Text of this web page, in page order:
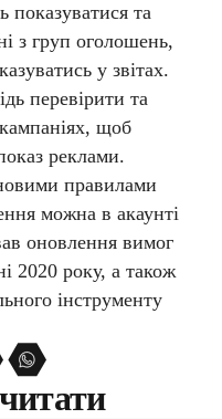
показуватися та
з груп оголошень,
у звітах.
перевірити та
щоб
реклами.
правилами
можна в акаунті
оновлення вимог
2020 року, а також
інструменту